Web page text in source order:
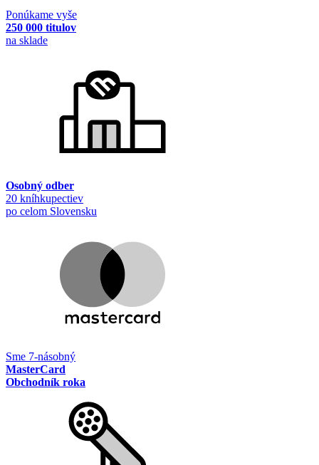
Ponúkame vyše
250 000 titulov
na sklade
Osobný odber
20 kníhkupectiev
po celom Slovensku
Sme 7-násobný
MasterCard
Obchodník roka